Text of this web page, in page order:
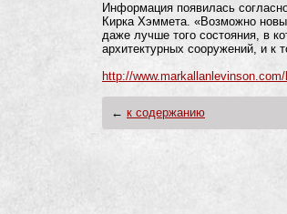
Информация появилась
Кирка Хэммета. «Возможно
даже лучше того состояния, в
архитектурных сооружений, и
http://
← к содержанию